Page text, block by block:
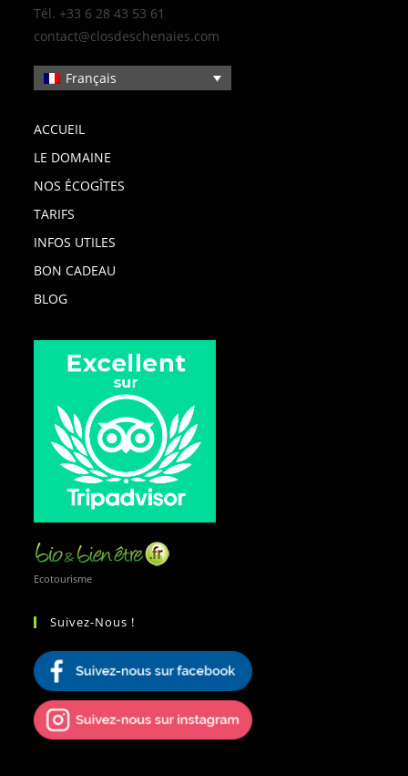
Tél. +33 6 28 43 53 61
contact@closdeschenaies.com
Français
ACCUEIL
LE DOMAINE
NOS ÉCOGÎTES
TARIFS
INFOS UTILES
BON CADEAU
BLOG
Ecotourisme
Suivez-Nous !